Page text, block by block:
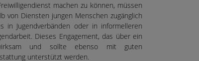
machen zu können, müssen
von Diensten jungen Menschen zugänglich
Jugendverbänden oder in informelleren
Dieses Engagement, das über ein
und sollte ebenso mit guten
unterstützt werden.